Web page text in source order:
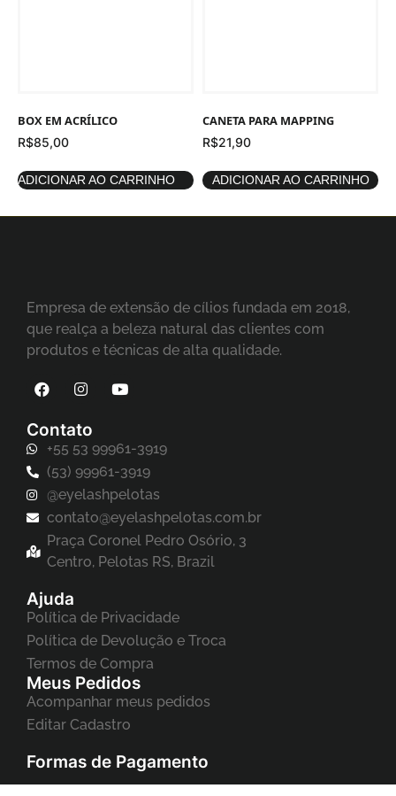
BOX EM ACRÍLICO
R$85,00
ADICIONAR AO CARRINHO
CANETA PARA MAPPING
R$21,90
ADICIONAR AO CARRINHO
Empresa de extensão de cílios fundada em 2018,
que realça a beleza natural das clientes com
produtos e técnicas de alta qualidade.
Contato
+55 53 99961-3919
(53) 99961-3919
@eyelashpelotas
contato@eyelashpelotas.com.br
Praça Coronel Pedro Osório, 3
Centro, Pelotas RS, Brazil
Ajuda
Política de Privacidade
Política de Devolução e Troca
Termos de Compra
Meus Pedidos
Acompanhar meus pedidos
Editar Cadastro
Formas de Pagamento